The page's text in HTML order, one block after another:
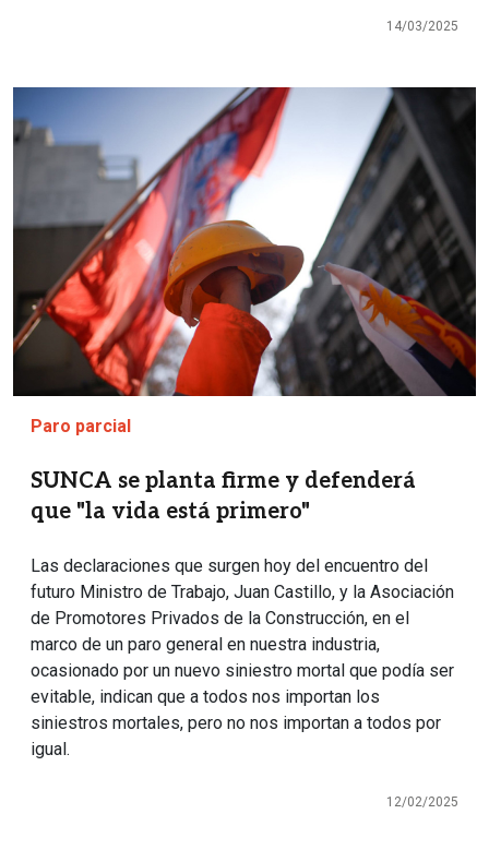
14/03/2025
Paro parcial
SUNCA se planta firme y defenderá
que "la vida está primero"
Las declaraciones que surgen hoy del encuentro del
futuro Ministro de Trabajo, Juan Castillo, y la Asociación
de Promotores Privados de la Construcción, en el
marco de un paro general en nuestra industria,
ocasionado por un nuevo siniestro mortal que podía ser
evitable, indican que a todos nos importan los
siniestros mortales, pero no nos importan a todos por
igual.
12/02/2025